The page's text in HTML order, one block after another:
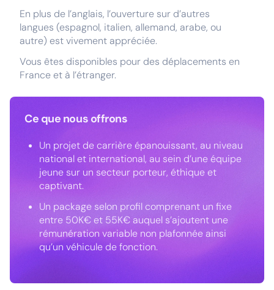
En plus de l’anglais, l’ouverture sur d’autres
langues (espagnol, italien, allemand, arabe, ou
autre) est vivement appréciée.
Vous êtes disponibles pour des déplacements en
France et à l’étranger.
Ce que nous offrons
Un projet de carrière épanouissant, au niveau
national et international, au sein d’une équipe
jeune sur un secteur porteur, éthique et
captivant.
Un package selon profil comprenant un fixe
entre 50K€ et 55K€ auquel s’ajoutent une
rémunération variable non plafonnée ainsi
qu’un véhicule de fonction.